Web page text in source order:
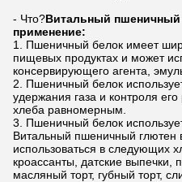
- Что?Витальный
применение:
Пшеничный белок имеет
пищевых продуктах и может
консервирующего агента,
Пшеничный белок
удержания газа и контроля
хлеба равномерным.
Пшеничный белок
Витальный пшеничный глютен
использоваться в следующих
кроассанты, датские выпечки,
масляный торт, губный торт,